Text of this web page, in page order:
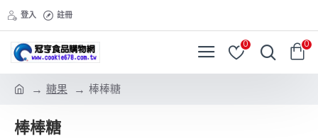
登入 註冊
0 0
糖果 棒棒糖
棒棒糖